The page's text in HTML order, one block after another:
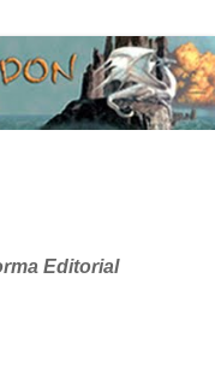
Editorial